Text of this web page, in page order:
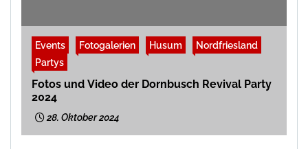
Events Fotogalerien Husum
Nordfriesland
Partys
Fotos und Video der Dornbusch Revival Party
2024
28. Oktober 2024